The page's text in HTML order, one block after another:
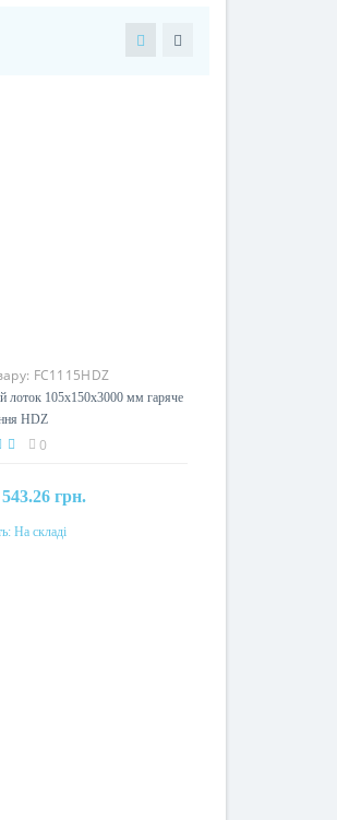
FC1115HDZ
лоток 105х150х3000 мм гаряче
HDZ
0
543.26 грн.
На складі